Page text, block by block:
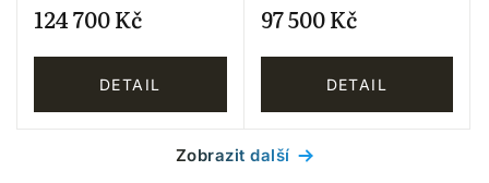
124 700 Kč
DETAIL
97 500 Kč
DETAIL
Zobrazit další